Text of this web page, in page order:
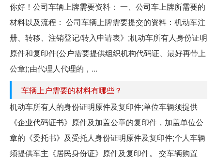
你好！公司车辆上牌需要资料： 一、公司车上牌所需要的
材料以及流程： 公司车辆上牌需要提交的资料：机动车注
册、转移、注销登记/转入申请表》;机动车所有人身份证明
原件和复印件(公户需要提供组织机构代码证、最好再带上
公章);由代理人代理的，...
车辆上户需要的材料有哪些？
机动车所有人的身份证明原件及复印件;单位车辆须提供
《企业代码证书》原件及加盖公章的复印件，加盖单位公
章的《委托书》及受托人身份证明原件及复印件;个人车辆
须提供车主《居民身份证》原件及复印件。 交车辆购置